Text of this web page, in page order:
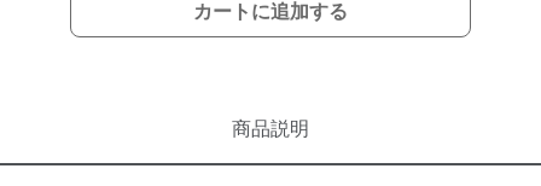
カートに追加する
商品説明